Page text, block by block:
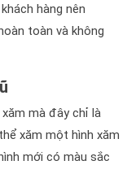
hàng nên
toàn và không
mà đây chỉ là
xăm một hình xăm
mới có màu sắc